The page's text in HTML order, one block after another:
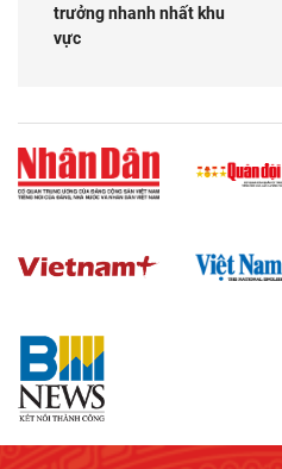
trưởng nhanh nhất khu
vực